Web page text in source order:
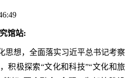
馆站:
思想，全面落实习近平总书记考察
积极探索“文化和科技”“文化和旅